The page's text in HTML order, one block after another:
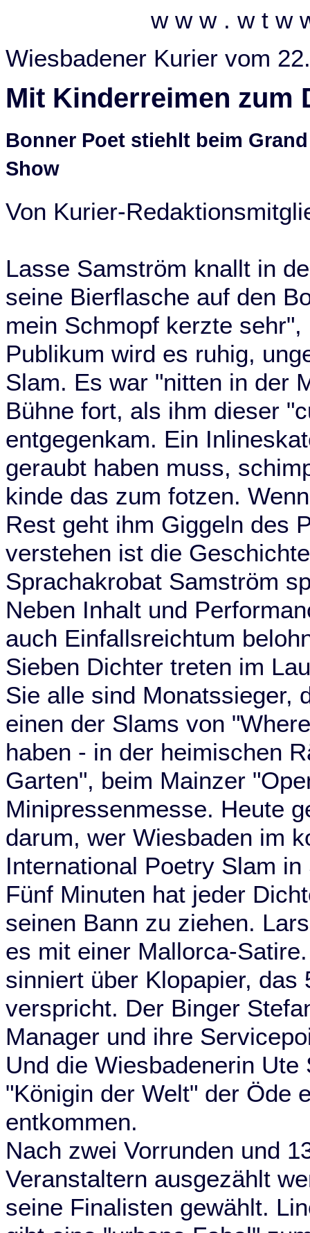
w w w . w t w
Wiesbadener Kurier vom
Mit Kinderreimen zum
Bonner Poet stiehlt beim
Show
Von Kurier-
Lasse Samström knallt in
seine Bierflasche auf den
mein Schmopf kerzte
Publikum wird es ruhig,
Slam. Es war "nitten in der
Bühne fort, als ihm dieser
entgegenkam. Ein
geraubt haben muss,
kinde das zum fotzen.
Rest geht ihm Giggeln des
verstehen ist die
Sprachakrobat Samström
Neben Inhalt und
auch Einfallsreichtum
Sieben Dichter treten im
Sie alle sind Monatssieger,
einen der Slams von
haben - in der heimischen
Garten", beim Mainzer
Minipressenmesse. Heute
darum, wer Wiesbaden im
International Poetry Slam
Fünf Minuten hat jeder
seinen Bann zu ziehen.
es mit einer Mallorca-
sinniert über Klopapier,
verspricht. Der Binger
Manager und ihre
Und die Wiesbadenerin
"Königin der Welt" der Öde
entkommen.
Nach zwei Vorrunden und
Veranstaltern ausgezählt
seine Finalisten gewählt.